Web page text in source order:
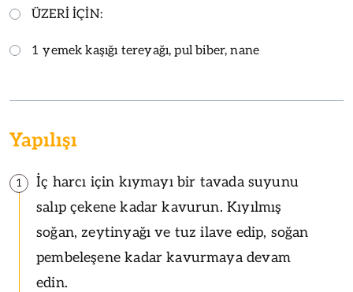
ÜZERİ İÇİN:
1 yemek kaşığı tereyağı, pul biber, nane
Yapılışı
1
İç harcı için kıymayı bir tavada suyunu
salıp çekene kadar kavurun. Kıyılmış
soğan, zeytinyağı ve tuz ilave edip, soğan
pembeleşene kadar kavurmaya devam
edin.